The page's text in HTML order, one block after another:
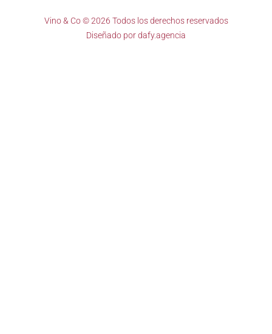
Vino & Co © 2026 Todos los derechos reservados
Diseñado pordafy.agencia